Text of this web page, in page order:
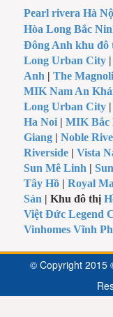
Pearl rivera Hà
Hòa Long Bắc
Đông Anh khu đô
Long Urban City
Anh |The
MIK Nam An
Long Urban City
Ha Noi | MIK Bắc
Giang |Noble
Riverside |Vista
Sun Mê Linh |
Tây Hồ |Royal
Sản | Khu đô thị
Việt Đức Legend
Vinhomes Vĩnh
© Copyright 2015